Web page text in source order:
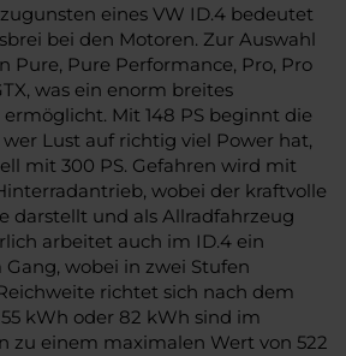
eines VW ID.4 bedeutet
bei den Motoren. Zur Auswahl
Pure, Pure Performance, Pro, Pro
was ein enorm breites
Mit 148 PS beginnt die
Lust auf richtig viel Power hat,
mit 300 PS. Gefahren wird mit
wobei der kraftvolle
darstellt und als Allradfahrzeug
arbeitet auch im ID.4 ein
wobei in zwei Stufen
richtet sich nach dem
kWh oder 82 kWh sind im
zu einem maximalen Wert von 522